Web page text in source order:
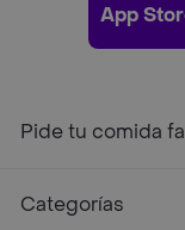
App
Pide tu comida
Categorías